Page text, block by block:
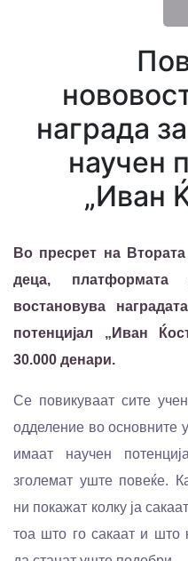
награда
научен
„Иван
Во пресрет на
деца,
востановува
потенцијал „Иван
30.000 денари.
Се повикуваат сите
одделение во основните
имаат научен
зголемат уште повеќе.
ни покажат колку ја
тоа што го сакаат и што